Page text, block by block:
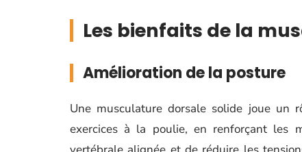
Les bienfaits de la
Amélioration de la posture
Une musculature dorsale solide joue un
exercices à la poulie, en renforçant les